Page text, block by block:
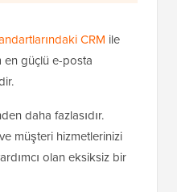
CRM ile
en güçlü e-posta
daha fazlasıdır.
ve müşteri hizmetlerinizi
olan eksiksiz bir